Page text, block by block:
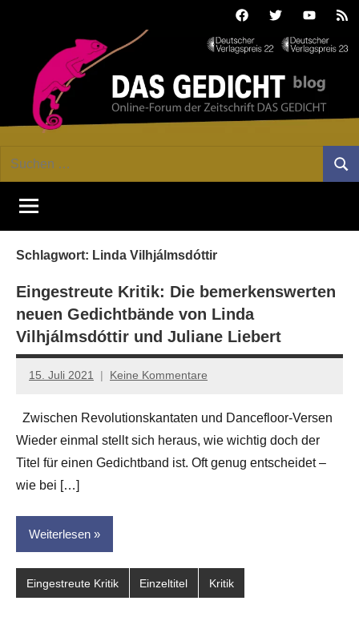
FacebookTwitterYoutube
GEDICHT
blog
Forum
von
DAS
Essay
Kritik
Suchen
Schlagwort: Linda Vilhjálmsdóttir
Eingestreute Kritik: Die bemerkenswerten
neuen Gedichtbände von Linda
Vilhjálmsdóttir und Juliane Liebert
15. Juli 2021
Anton
Leitner
Keine Kommentare
Zwischen Revolutionskantaten und Dancefloor-Versen
Wieder einmal stellt sich heraus, wie wichtig doch der
Titel für einen Gedichtband ist. Oft genug entscheidet –
wie bei […]
Weiterlesen
Eingestreute Kritik Einzeltitel Kritik